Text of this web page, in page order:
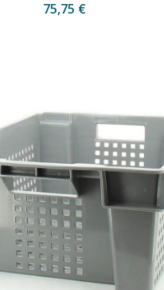
75,75 €